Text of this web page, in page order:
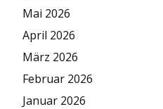
Mai 2026
April 2026
März 2026
Februar 2026
Januar 2026